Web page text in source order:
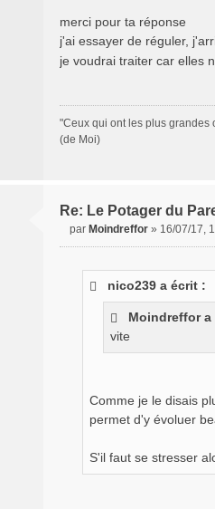
merci pour ta réponse
j'ai essayer de réguler,
je voudrai traiter car elles
"Ceux qui ont les plus grandes
(de Moi)
Re: Le Potager du
par Moindreffor » 16/07/17,
nico239 a écrit :
Moindreffor a
vite
Comme je le disais
permet d'y évoluer
S'il faut se stresser